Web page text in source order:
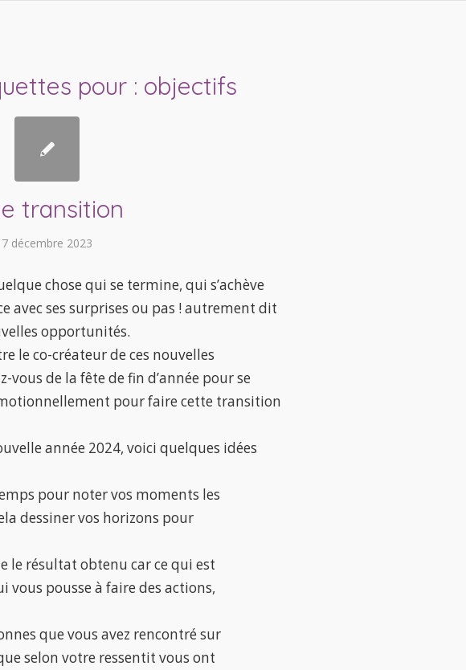
pour : objectifs
transition
7 décembre 2023
chose qui se termine, qui s’achève
avec ses surprises ou pas ! autrement dit
opportunités.
le co-créateur de ces nouvelles
de la fête de fin d’année pour se
pour faire cette transition
année 2024, voici quelques idées
pour noter vos moments les
dessiner vos horizons pour
le résultat obtenu car ce qui est
vous pousse à faire des actions,
que vous avez rencontré sur
selon votre ressentit vous ont